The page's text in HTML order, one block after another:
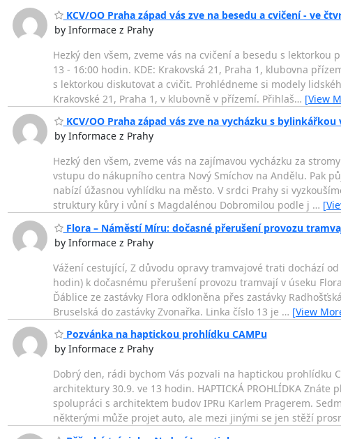
KCV/OO Praha západ vás zve na besedu a cvičení - ve
by Informace z Prahy
Hezký den všem, zveme vás na cvičení a besedu s
13 - 16:00 hodin. KDE: Krakovská 21, Praha 1, klubovna
s lektorkou diskutovat a cvičit. Prohlédneme si modely
Krakovské 21, Praha 1, v klubovně v přízemí. Přihlaš… [View
KCV/OO Praha západ vás zve na vycházku s bylinkářkou
by Informace z Prahy
Hezký den všem, zveme vás na zajímavou vycházku za
vstupu do nákupního centra Nový Smíchov na Andělu. Pak
nabízí úžasnou vyhlídku na město. V srdci Prahy si
struktury kůry i vůní s Magdalénou Dobromilou podle j …
Flora – Náměstí Míru: dočasné přerušení provozu
by Informace z Prahy
Vážení cestující, Z důvodu opravy tramvajové trati dochází
hodin) k dočasnému přerušení provozu tramvají v úseku
Ďáblice ze zastávky Flora odkloněna přes zastávky
Bruselská do zastávky Zvonařka. Linka číslo 13 je … [View
Pozvánka na haptickou prohlídku CAMPu
by Informace z Prahy
Dobrý den, rádi bychom Vás pozvali na haptickou prohlídku
architektury 30.9. ve 13 hodin. HAPTICKÁ PROHLÍDKA
spolupráci s architektem budov IPRu Karlem Pragerem.
některými může projet auto, ale mezi jinými se jen stěží